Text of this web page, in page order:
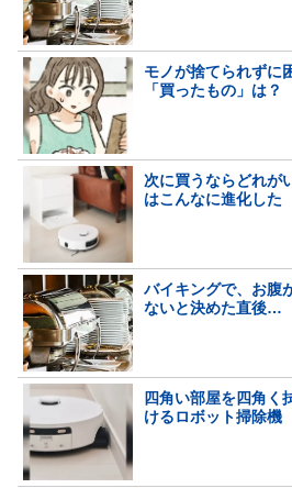
モノが捨てられずに
「買ったもの」は？
次に買うならどれが
はこんなに進化した
バイキングで、お腹
ないと決めた直後…
四角い部屋を四角く
けるロボット掃除機